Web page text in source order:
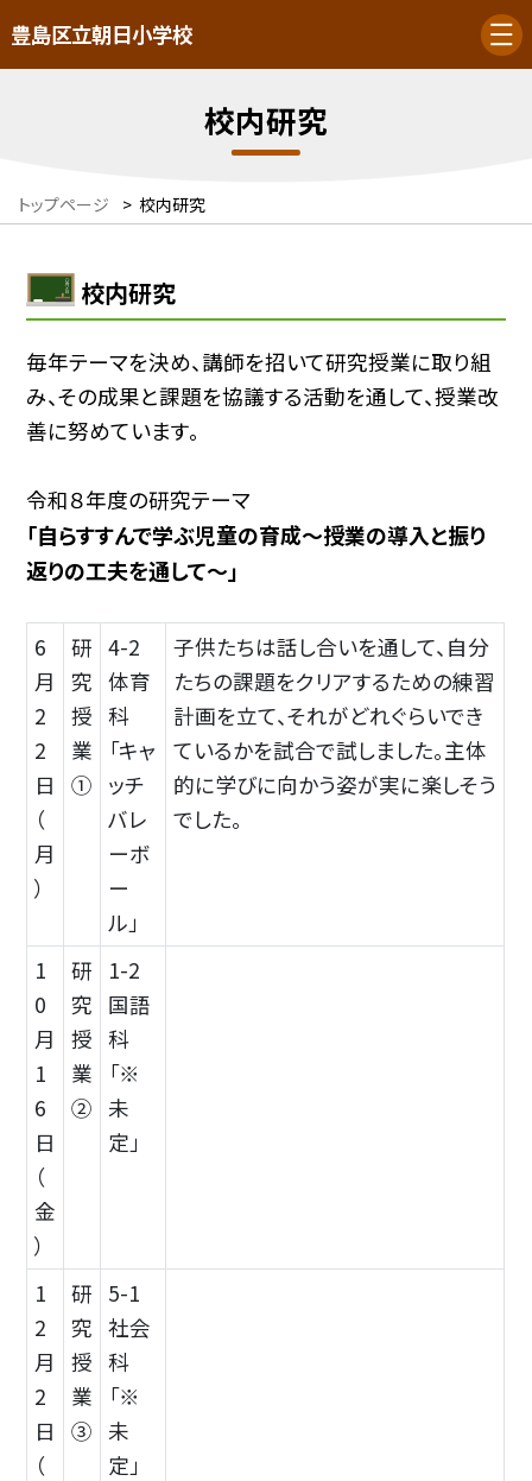
豊島区立朝日小学校
校内研究
トップページ > 校内研究
校内研究
毎年テーマを決め、講師を招いて研究授業に取り組
み、その成果と課題を協議する活動を通して、授業改
善に努めています。
令和８年度の研究テーマ
「自らすすんで学ぶ児童の育成～授業の導入と振り
返りの工夫を通して～」
6
月
2
2
日
（
月
）
研
究
授
業
①
4-2
体育
科
「キャ
ッチ
バレ
ーボ
ー
ル」
子供たちは話し合いを通して、自分
たちの課題をクリアするための練習
計画を立て、それがどれぐらいでき
ているかを試合で試しました。主体
的に学びに向かう姿が実に楽しそう
でした。
1
0
月
1
6
日
（
金
）
研
究
授
業
②
1-2
国語
科
「※
未
定」
1
2
月
2
日
（
研
究
授
業
③
5-1
社会
科
「※
未
定」